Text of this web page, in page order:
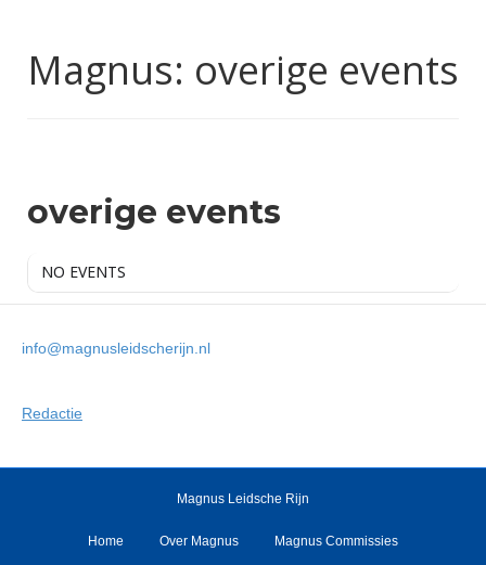
Magnus: overige events
overige events
NO EVENTS
info@magnusleidscherijn.nl
Redactie
Magnus Leidsche Rijn
Home Over Magnus Magnus Commissies